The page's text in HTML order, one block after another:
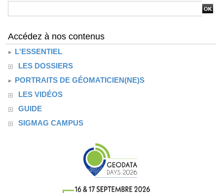
Accédez à nos contenus
L'ESSENTIEL
LES DOSSIERS
PORTRAITS DE GÉOMATICIEN(NE)S
LES VIDÉOS
GUIDE
SIGMAG CAMPUS